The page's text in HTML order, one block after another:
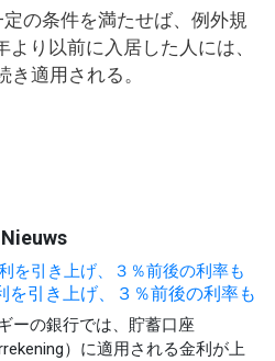
の条件を満たせば、例外規
り以前に入居した人には、
適用される。
を引き上げ、３％前後の利率も
ーの銀行では、貯蓄口座
）に適用される金利が上